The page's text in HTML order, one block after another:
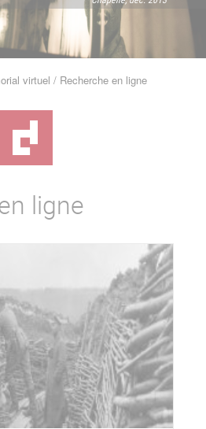
virtuel Recherche en ligne
ligne